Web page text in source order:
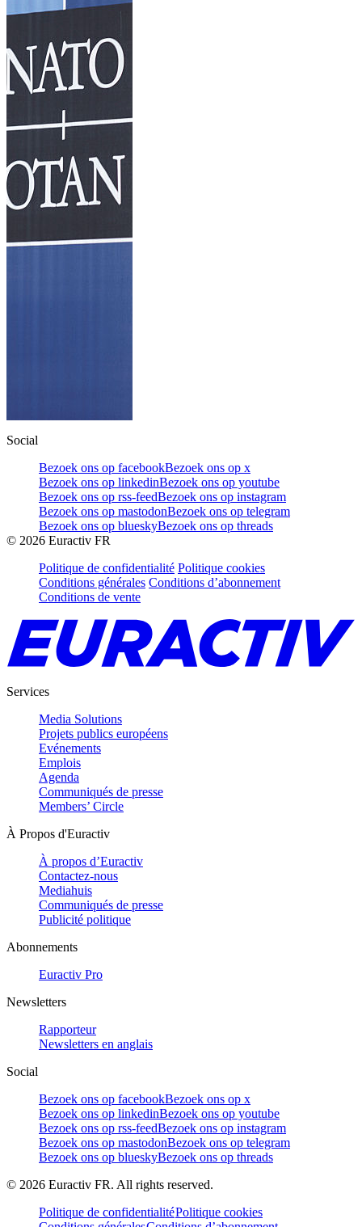
Social
Bezoek ons op facebookBezoek ons op x
Bezoek ons op linkedinBezoek ons op youtube
Bezoek ons op rss-feedBezoek ons op instagram
Bezoek ons op mastodonBezoek ons op telegram
Bezoek ons op blueskyBezoek ons op threads
© 2026 Euractiv FR
Politique de confidentialité Politique cookies
Conditions générales Conditions d’abonnement
Conditions de vente
Services
Media Solutions
Projets publics européens
Evénements
Emplois
Agenda
Communiqués de presse
Members’ Circle
À Propos d'Euractiv
À propos d’Euractiv
Contactez-nous
Mediahuis
Communiqués de presse
Publicité politique
Abonnements
Euractiv Pro
Newsletters
Rapporteur
Newsletters en anglais
Social
Bezoek ons op facebookBezoek ons op x
Bezoek ons op linkedinBezoek ons op youtube
Bezoek ons op rss-feedBezoek ons op instagram
Bezoek ons op mastodonBezoek ons op telegram
Bezoek ons op blueskyBezoek ons op threads
© 2026 Euractiv FR. All rights reserved.
Politique de confidentialitéPolitique cookies